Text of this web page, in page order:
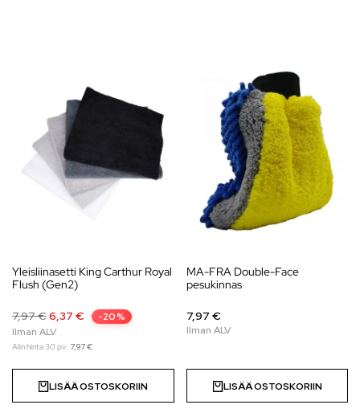
Yleisliinasetti King Carthur Royal
Flush (Gen2)
7,97€6,37 € -20%
Alin hinta 30 pv: 7,97€
LISÄÄ OSTOSKORIIN
MA-FRA Double-Face
pesukinnas
7,97 €
LISÄÄ OSTOSKORIIN